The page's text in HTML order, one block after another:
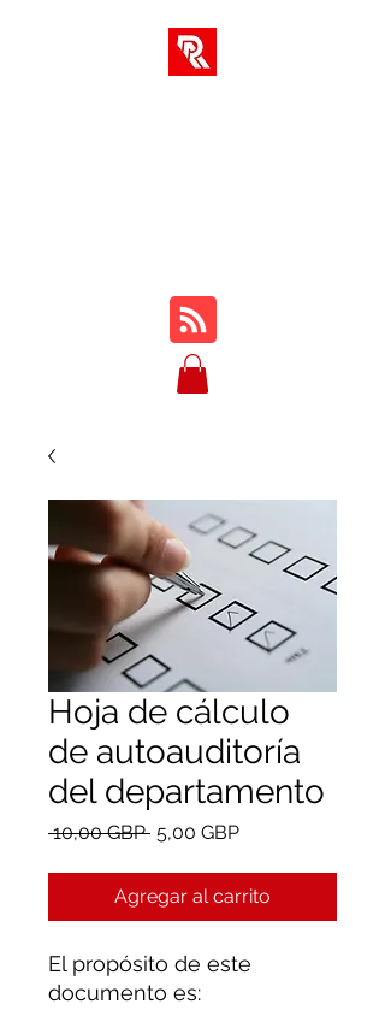
Hoja de cálculo
de autoauditoría
del departamento
10,00 GBP Precio
5,00 GBPPrecio
oferta
Agregar al carrito
El propósito de este
documento es: